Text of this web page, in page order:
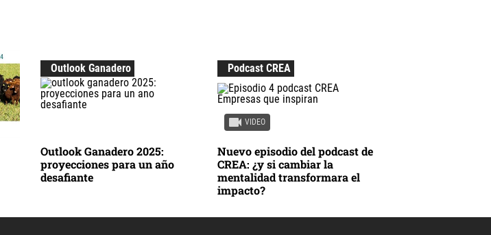
Outlook Ganadero
Outlook Ganadero 2025:
proyecciones para un año
desafiante
VIDEO
Podcast CREA
Nuevo episodio del podcast de
CREA: ¿y si cambiar la
mentalidad transformara el
impacto?